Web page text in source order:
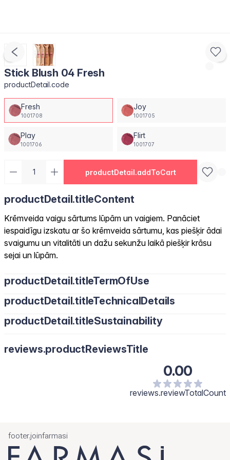
Stick Blush 04 Fresh
productDetail.code
Fresh
1001708
Joy
1001705
Play
1001706
Flirt
1001707
productDetail.addToCart
productDetail.titleContent
Krēmveida vaigu sārtums lūpām un vaigiem. Panāciet
iespaidīgu izskatu ar šo krēmveida sārtumu, kas piešķir ādai
svaigumu un vitalitāti un dažu sekunžu laikā piešķir krāsu
sejai un lūpām.
productDetail.titleTermOfUse
productDetail.titleTechnicalDetails
productDetail.titleSustainability
reviews.productReviewsTitle
0.00
reviews.reviewTotalCount
footer.joinfarmasi